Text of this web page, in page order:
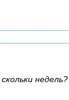
недель?